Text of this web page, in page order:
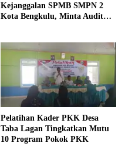
Kejanggalan SPMB SMPN 2
Kota Bengkulu, Minta Audit
Pelatihan Kader PKK Desa
Taba Lagan Tingkatkan Mutu
10 Program Pokok PKK